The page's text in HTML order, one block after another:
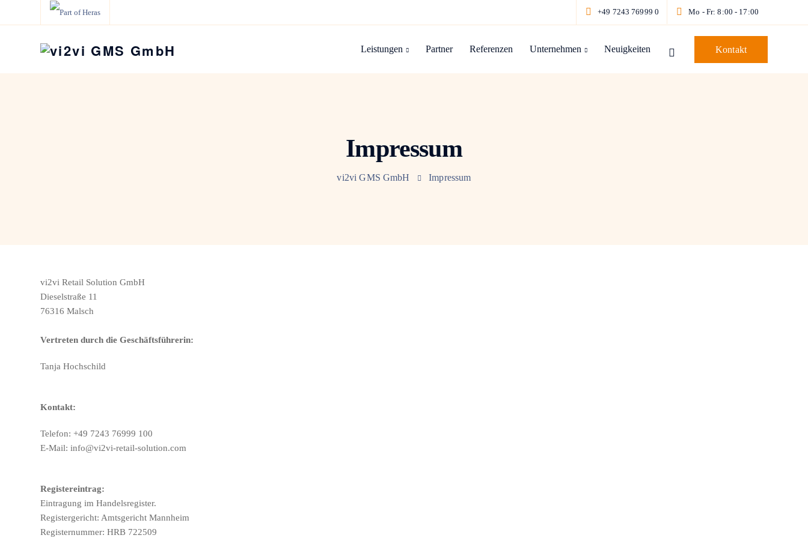
+49 7243 76999 0 Mo - Fr: 8:00 - 17:00
Leistungen Partner Referenzen Unternehmen Neuigkeiten Kontakt
Impressum
vi2vi GMS GmbH Impressum
vi2vi Retail Solution GmbH
Dieselstraße 11
76316 Malsch
Vertreten durch die Geschäftsführerin:
Tanja Hochschild
Kontakt:
Telefon: +49 7243 76999 100
E-Mail: info@vi2vi-retail-solution.com
Registereintrag:
Eintragung im Handelsregister.
Registergericht: Amtsgericht Mannheim
Registernummer: HRB 722509